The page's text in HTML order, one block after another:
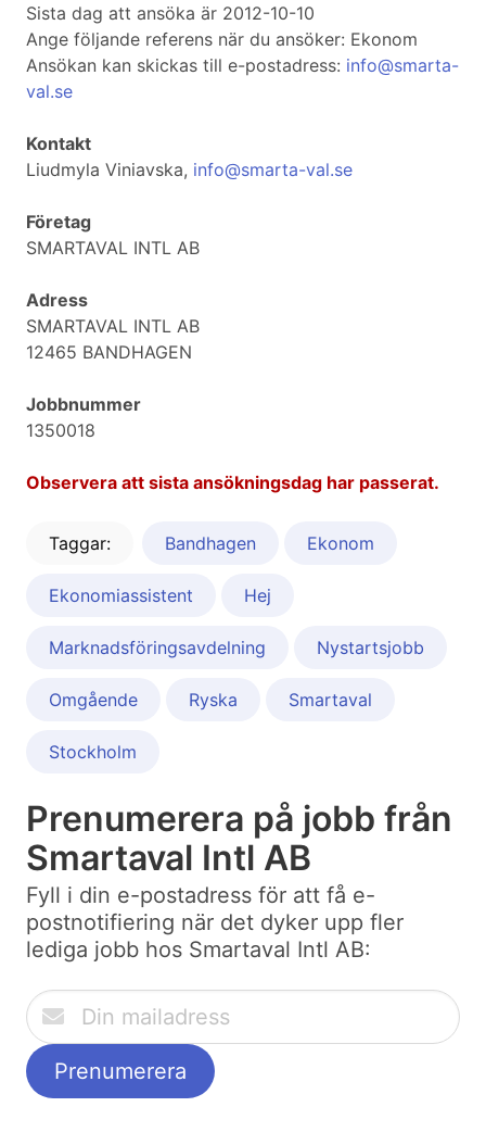
Sista dag att ansöka är 2012-10-10
Ange följande referens när du ansöker: Ekonom
Ansökan kan skickas till e-postadress: info@smarta-
val.se
Kontakt
Liudmyla Viniavska, info@smarta-val.se
Företag
SMARTAVAL INTL AB
Adress
SMARTAVAL INTL AB
12465 BANDHAGEN
Jobbnummer
1350018
Observera att sista ansökningsdag har passerat.
Taggar: Bandhagen Ekonom
Ekonomiassistent Hej
Marknadsföringsavdelning Nystartsjobb
Omgående Ryska Smartaval
Stockholm
Prenumerera på jobb från
Smartaval Intl AB
Fyll i din e-postadress för att få e-
postnotifiering när det dyker upp fler
lediga jobb hos Smartaval Intl AB: